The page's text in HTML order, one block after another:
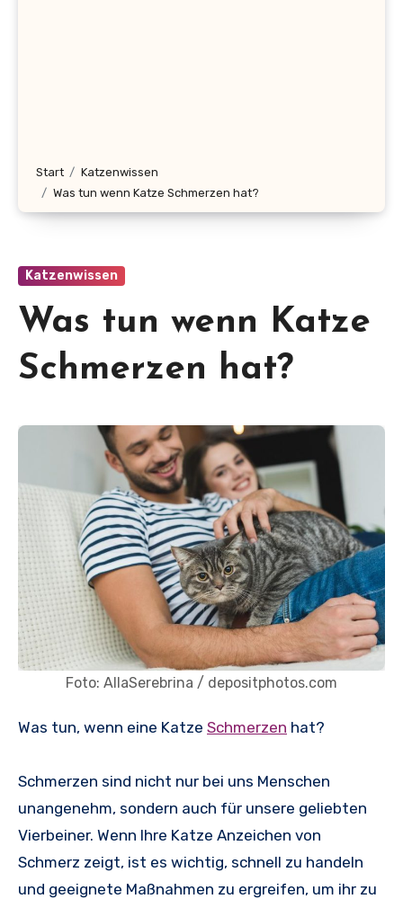
Start
Katzenwissen
Was tun wenn Katze Schmerzen hat?
Katzenwissen
Was tun wenn Katze
Schmerzen hat?
Foto: AllaSerebrina / depositphotos.com
Was tun, wenn eine Katze Schmerzen hat?
Schmerzen sind nicht nur bei uns Menschen
unangenehm, sondern auch für unsere geliebten
Vierbeiner. Wenn Ihre Katze Anzeichen von
Schmerz zeigt, ist es wichtig, schnell zu handeln
und geeignete Maßnahmen zu ergreifen, um ihr zu